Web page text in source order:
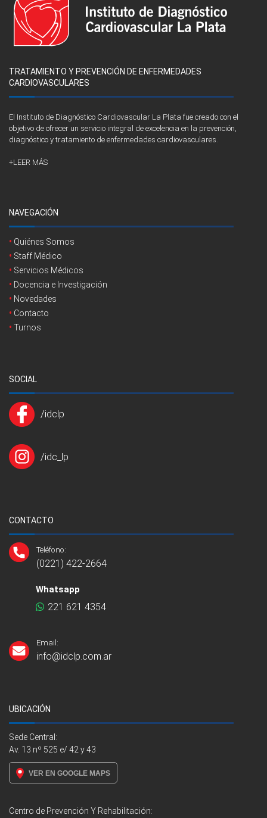
TRATAMIENTO Y PREVENCIÓN DE ENFERMEDADES
CARDIOVASCULARES
El Instituto de Diagnóstico Cardiovascular La Plata fue creado con el
objetivo de ofrecer un servicio integral de excelencia en la prevención,
diagnóstico y tratamiento de enfermedades cardiovasculares.
+LEER MÁS
NAVEGACIÓN
Quiénes Somos
Staff Médico
Servicios Médicos
Docencia e Investigación
Novedades
Contacto
Turnos
SOCIAL
/idclp
/idc_lp
CONTACTO
Teléfono:
(0221) 422-2664
Whatsapp
221 621 4354
Email:
info@idclp.com.ar
UBICACIÓN
Sede Central:
Av. 13 nº 525 e/ 42 y 43
VER EN GOOGLE MAPS
Centro de Prevención Y Rehabilitación: